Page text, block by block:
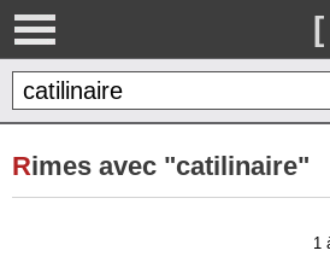
Rimes avec "catilinaire"
1